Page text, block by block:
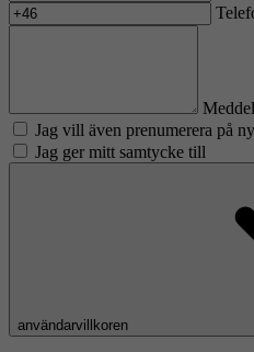
Jag vill även prenumerera på
Jag ger mitt samtycke till
användarvillkoren